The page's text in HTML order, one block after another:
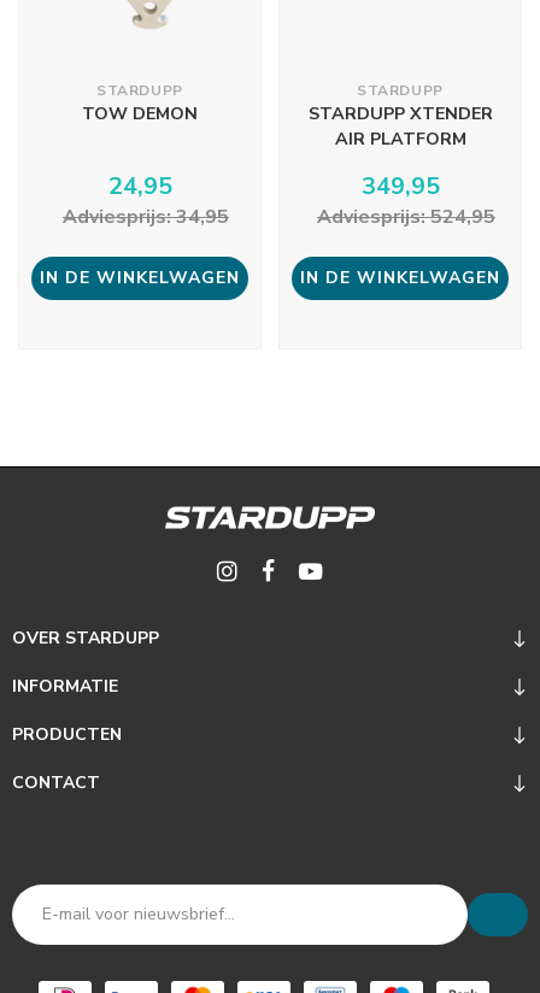
STARDUPP
TOW DEMON
24,95
Adviesprijs: 34,95
IN DE WINKELWAGEN
STARDUPP
STARDUPP XTENDER
AIR PLATFORM
349,95
Adviesprijs: 524,95
IN DE WINKELWAGEN
OVER STARDUPP
INFORMATIE
PRODUCTEN
CONTACT